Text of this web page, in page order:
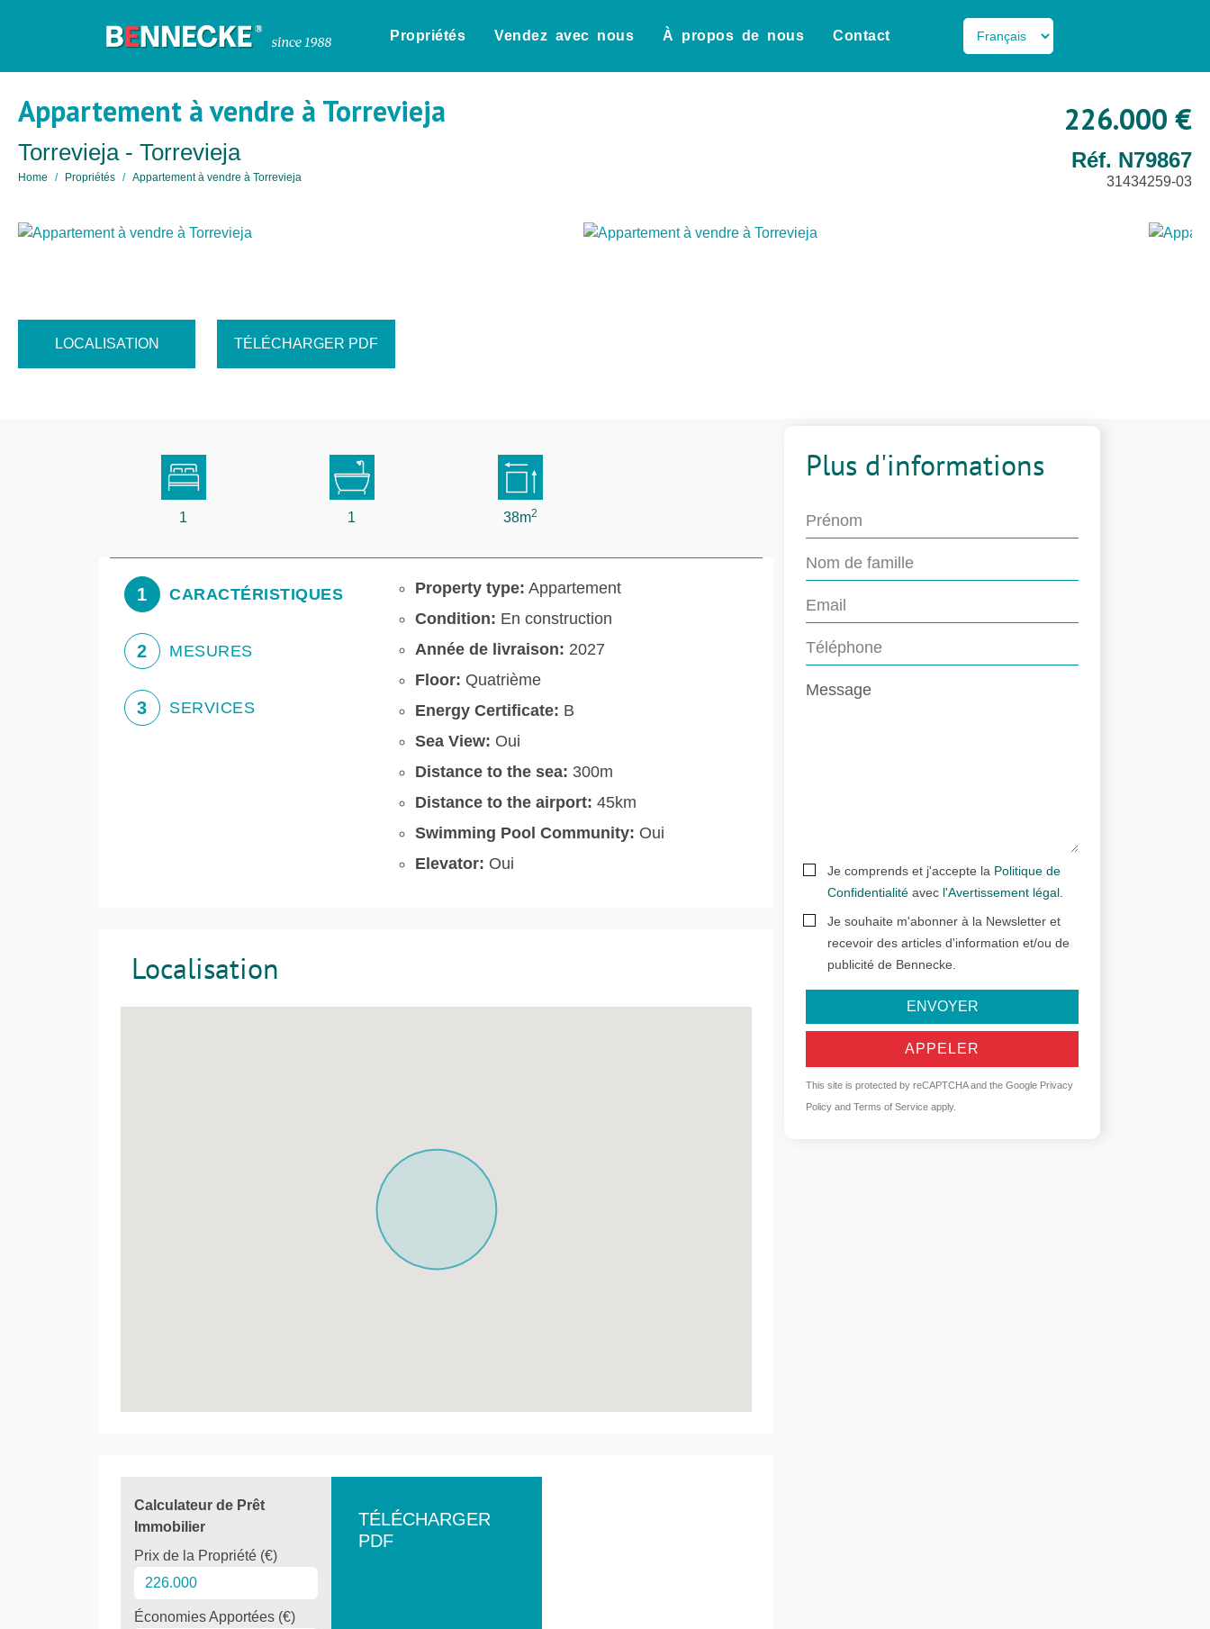
Propriétés Vendez avec nous À propos de nous Contact
Appartement à vendre à Torrevieja
Torrevieja - Torrevieja
Home Propriétés Appartement à vendre à Torrevieja
226.000 €
Réf. N79867
31434259-03
LOCALISATION TÉLÉCHARGER PDF
1 1 38m2
1 CARACTÉRISTIQUES
2 MESURES
3 SERVICES
Property type: Appartement
Condition: En construction
Année de livraison: 2027
Floor: Quatrième
Energy Certificate: B
Sea View: Oui
Distance to the sea: 300m
Distance to the airport: 45km
Swimming Pool Community: Oui
Elevator: Oui
Localisation
Calculateur de Prêt
Immobilier
Prix de la Propriété (€)
Économies Apportées (€)
TÉLÉCHARGER
PDF
Plus d'informations
Je comprends et j'accepte la Politique de
Confidentialité avec l'Avertissement légal
Je souhaite m'abonner à la Newsletter et
recevoir des articles d'information et/ou de
publicité de Bennecke.
ENVOYER
APPELER
This site is protected by reCAPTCHA and the Google Privacy
Policy andTerms of Service apply.